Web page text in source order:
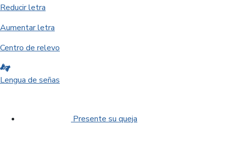
Reducir letra
Aumentar letra
Centro de relevo
Lengua de señas
Presente su queja